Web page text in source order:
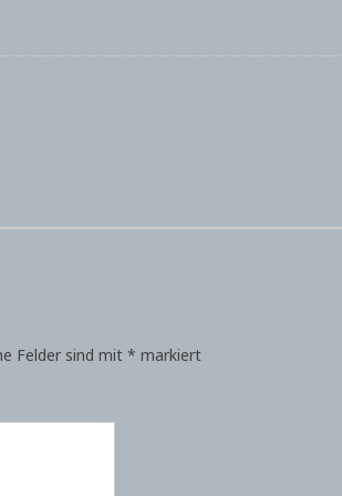
Felder sind mit * markiert